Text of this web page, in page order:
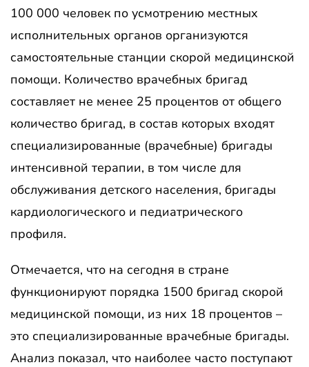
100 000 человек по усмотрению местных
исполнительных органов организуются
самостоятельные станции скорой медицинской
помощи. Количество врачебных бригад
составляет не менее 25 процентов от общего
количество бригад, в состав которых входят
специализированные (врачебные) бригады
интенсивной терапии, в том числе для
обслуживания детского населения, бригады
кардиологического и педиатрического
профиля.
Отмечается, что на сегодня в стране
функционируют порядка 1500 бригад скорой
медицинской помощи, из них 18 процентов –
это специализированные врачебные бригады.
Анализ показал, что наиболее часто поступают